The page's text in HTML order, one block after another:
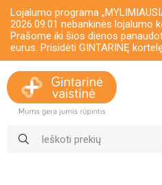
Lojalumo programa
2026.09.01 nebankinės lojalumo
Prašome iki šios dienos
eurus. Prisidėti GINTARINĘ